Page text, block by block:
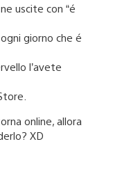
uscite con “é
giorno che é
l’avete
online, allora
XD